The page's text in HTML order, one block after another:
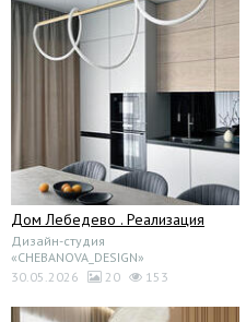
Дом Лебедево . Реализация
Дизайн-студия
«CHEBANOVA_DESIGN»
30.05.2026
20 153